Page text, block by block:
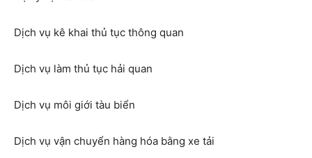
Dịch vụ kê khai thủ tục thông quan
Dịch vụ làm thủ tục hải quan
Dịch vụ môi giới tàu biển
Dịch vụ vận chuyển hàng hóa bằng xe tải